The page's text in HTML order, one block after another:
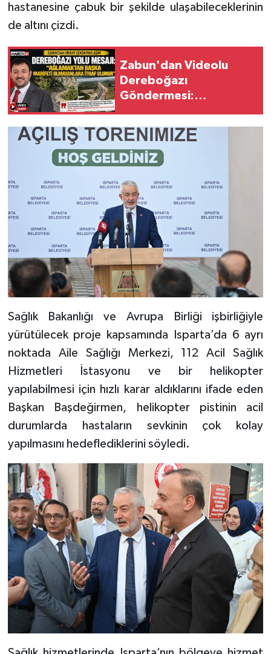
hastanesine çabuk bir şekilde ulaşabileceklerinin
de altını çizdi.
Zabun'dan Videolu
Dereboğazı
Göndermesi:
Marifeti Olmayanlara
İthaf Olunur"
Sağlık Bakanlığı ve Avrupa Birliği işbirliğiyle
yürütülecek proje kapsamında Isparta’da 6 ayrı
noktada Aile Sağlığı Merkezi, 112 Acil Sağlık
Hizmetleri İstasyonu ve bir helikopter
yapılabilmesi için hızlı karar aldıklarını ifade eden
Başkan Başdeğirmen, helikopter pistinin acil
durumlarda hastaların sevkinin çok kolay
yapılmasını hedeflediklerini söyledi.